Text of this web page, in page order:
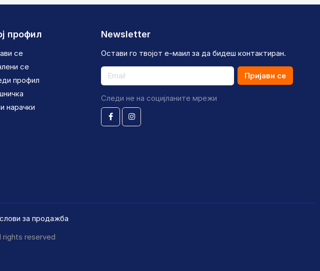
профил
се
се
профил
нарачки
Newsletter
Остави го твојот е-маил за да бидеш контактиран.
Пријави се
Следи не на социјланите мрежи
за продажба
rights reserved